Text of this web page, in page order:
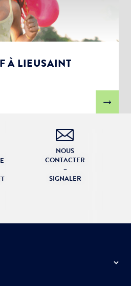
À LIEUSAINT
NOUS
CONTACTER
–
SIGNALER